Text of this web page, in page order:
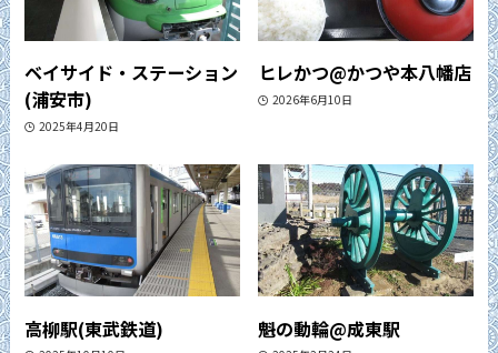
ベイサイド・ステーション
(浦安市)
2025年4月20日
ヒレかつ@かつや本八幡店
2026年6月10日
高柳駅(東武鉄道) 魁の動輪@成東駅